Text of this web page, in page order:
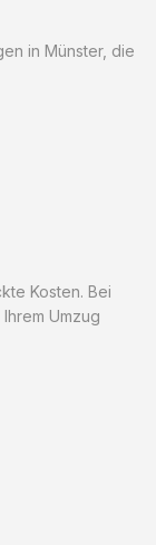
in Münster, die
Kosten. Bei
Umzug